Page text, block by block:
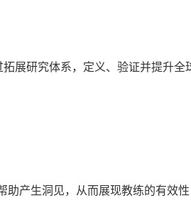
展研究体系，定义、验证并提升全
产生洞见，从而展现教练的有效